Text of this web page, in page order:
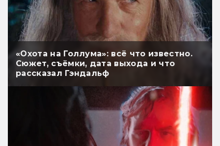
«Охота на Голлума»: всё что известно.
Сюжет, съёмки, дата выхода и что
рассказал Гэндальф